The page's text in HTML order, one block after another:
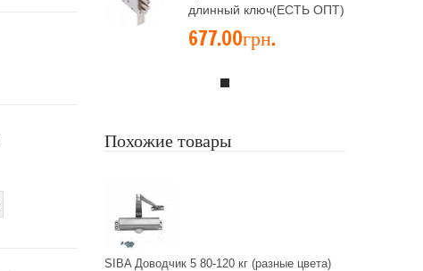
длинный ключ(ЕСТЬ ОПТ)
677.00грн.
Похожие товары
SIBA Доводчик 5 80-120 кг (разные цвета)